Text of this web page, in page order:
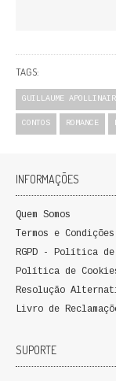
NOVA
REVISTA
POLÍTICA
CIÊNCIA
RELAÇÕES
TAGS:
GUILLAUME
CONTOS ROMANCE
INFORMAÇÕES
Quem Somos
Termos e Condições
RGPD - Política
Política de
Resolução
Livro de
SUPORTE